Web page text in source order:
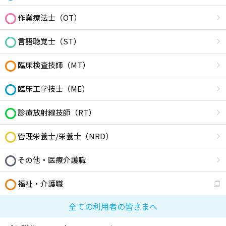
作業療法士（OT）
言語聴覚士（ST）
臨床検査技師（MT）
臨床工学技士（ME）
診療放射線技師（RT）
管理栄養士/栄養士（NRD）
その他・医療介護職
福祉・介護職
全ての利用者の皆さまへ